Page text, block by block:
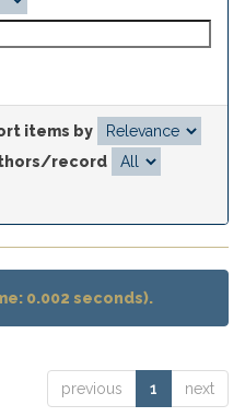
items by
record
0.002 seconds).
previous 1 next